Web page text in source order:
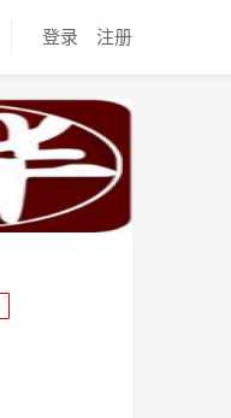
登录 注册